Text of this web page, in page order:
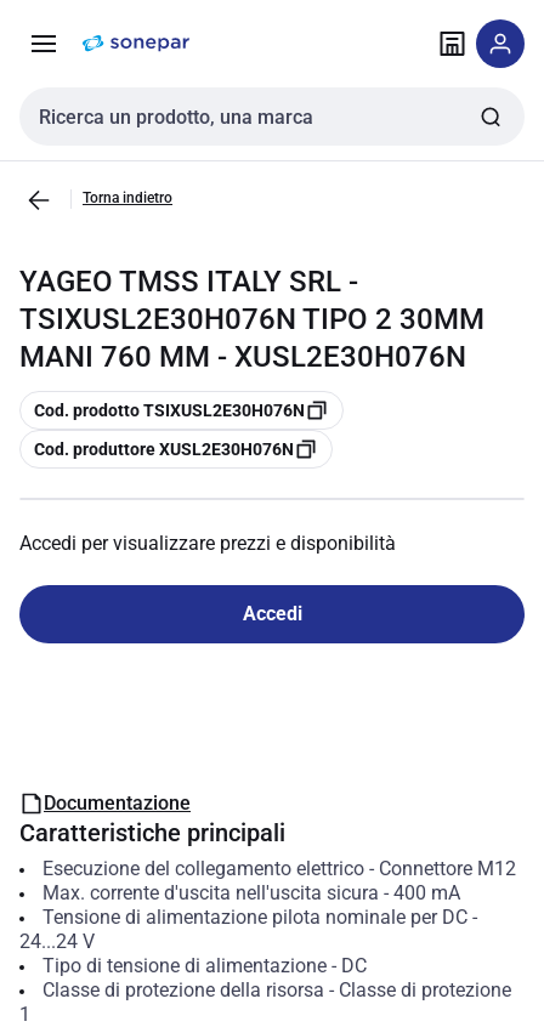
navigazione alla
Cerca input
Torna indietro
YAGEO TMSS ITALY SRL -
TSIXUSL2E30H076N TIPO 2 30MM
MANI 760 MM - XUSL2E30H076N
copia
Cod. prodotto TSIXUSL2E30H076N
copia
Cod. produttore XUSL2E30H076N
Accedi per visualizzare prezzi e disponibilità
Accedi
Documentazione
Caratteristiche principali
Esecuzione del collegamento elettrico- Connettore M12
Max. corrente d'uscita nell'uscita sicura - 400 mA
Tensione di alimentazione pilota nominale per DC-
24...24 V
Tipo di tensione di alimentazione- DC
Classe di protezione della risorsa - Classe di protezione
1